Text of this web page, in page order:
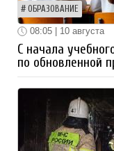
ОБРАЗОВАНИЕ
08:05 | 10 августа
С начала
по обновленной